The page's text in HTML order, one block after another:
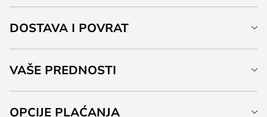
DOSTAVA I POVRAT
VAŠE PREDNOSTI
OPCIJE PLAĆANJA